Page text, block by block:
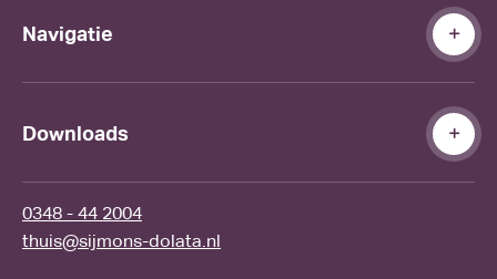
Navigatie
Downloads
0348 - 44 2004
thuis@sijmons-dolata.nl